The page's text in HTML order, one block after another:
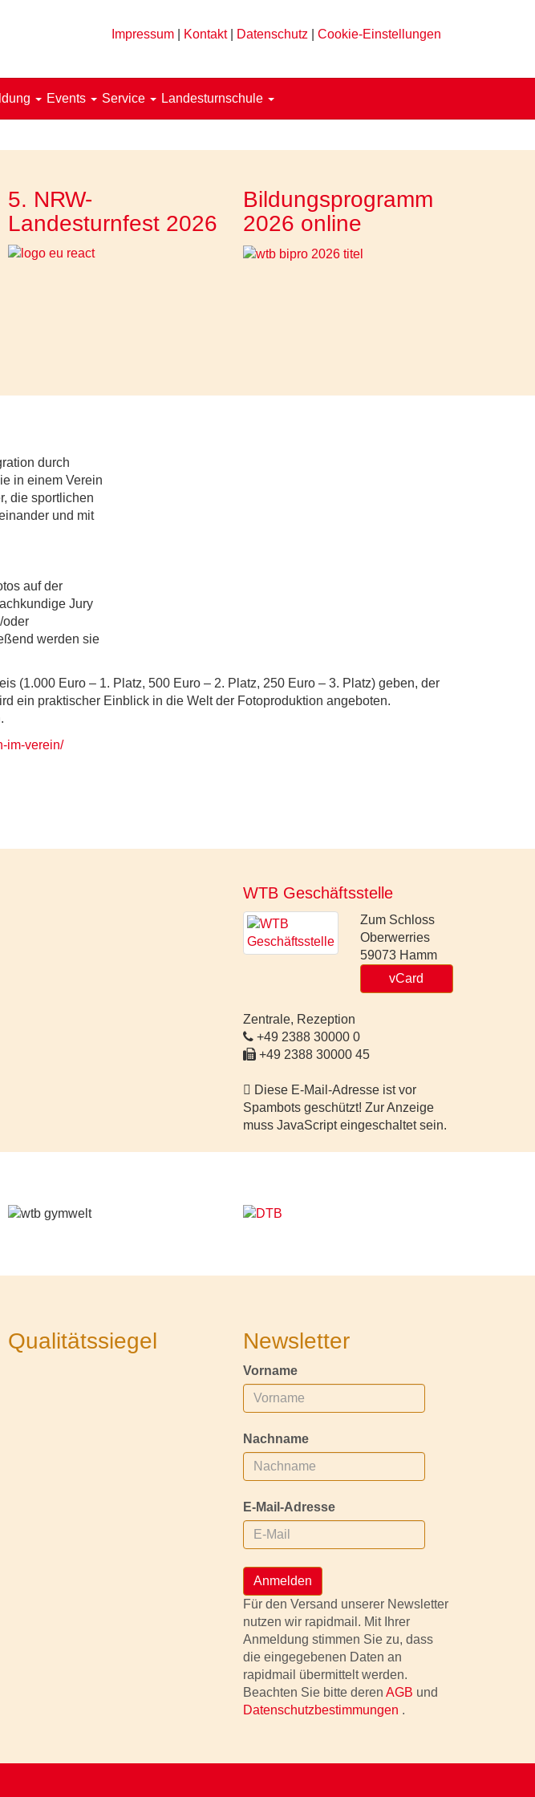
Impressum Kontakt| Datenschutz Cookie-Einstellungen
Events Service Landesturnschule
5. NRW-
Landesturnfest 2026
Bildungsprogramm
2026 online
durch
in einem Verein
die sportlichen
und mit
auf der
Jury
oder
werden sie
(1.000 Euro – 1. Platz, 500 Euro – 2. Platz, 250 Euro – 3. Platz) geben, der
ein praktischer Einblick in die Welt der Fotoproduktion angeboten.
im-verein/
WTB Geschäftsstelle
Zum Schloss
Oberwerries
59073 Hamm
vCard
Zentrale, Rezeption
+49 2388 30000 0
+49 2388 30000 45
Diese E-Mail-Adresse ist vor
Spambots geschützt! Zur Anzeige
muss JavaScript eingeschaltet sein.
Qualitätssiegel Newsletter
Vorname
Nachname
E-Mail-Adresse
Anmelden
Für den Versand unserer Newsletter
nutzen wir rapidmail. Mit Ihrer
Anmeldung stimmen Sie zu, dass
die eingegebenen Daten an
rapidmail übermittelt werden.
Beachten Sie bitte deren AGB und
Datenschutzbestimmungen .